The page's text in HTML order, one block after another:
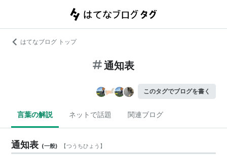
はてなブログ トップ
通知表
このタグでブログを書く
言葉の解説 ネットで話題 関連ブログ
通知表 (一般) 【つうちひょう 】